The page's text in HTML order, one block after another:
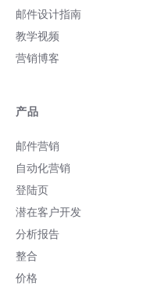
邮件设计指南
教学视频
营销博客
产品
邮件营销
自动化营销
登陆页
潜在客户开发
分析报告
整合
价格